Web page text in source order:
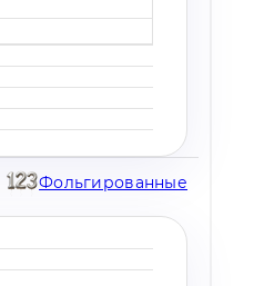
Фольгированные